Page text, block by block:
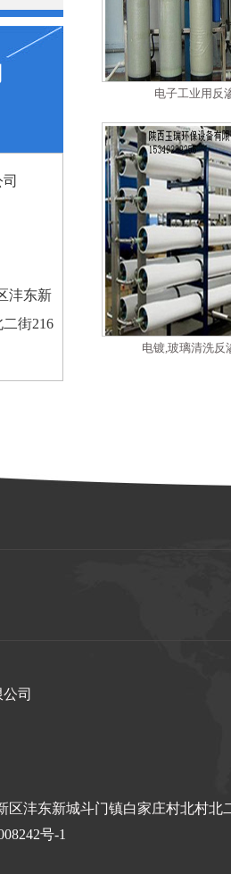
沣东新
街216
电子工业用反
电镀,玻璃清洗反
司
沣东新城斗门镇白家庄村北村北
号-1